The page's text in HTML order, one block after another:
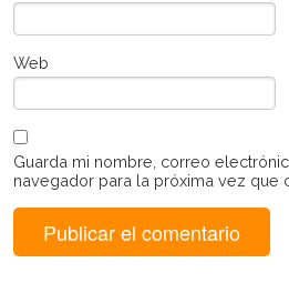
Web
Guarda mi nombre, correo
navegador para la próxima vez que